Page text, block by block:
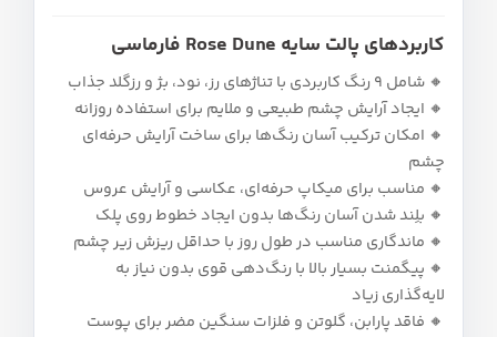
کاربردهای پالت سایه Rose Dune فارماسی
🔸 شامل ۹ رنگ کاربردی با تناژهای رز، نود، بژ و رزگلد جذاب
🔸 ایجاد آرایش چشم طبیعی و ملایم برای استفاده روزانه
🔸 امکان ترکیب آسان رنگ‌ها برای ساخت آرایش حرفه‌ای
چشم
🔸 مناسب برای میکاپ حرفه‌ای، عکاسی و آرایش عروس
🔸 بلِند شدن آسان رنگ‌ها بدون ایجاد خطوط روی پلک
🔸 ماندگاری مناسب در طول روز با حداقل ریزش زیر چشم
🔸 پیگمنت بسیار بالا با رنگ‌دهی قوی بدون نیاز به
لایه‌گذاری زیاد
🔸 فاقد پارابن، گلوتن و فلزات سنگین مضر برای پوست